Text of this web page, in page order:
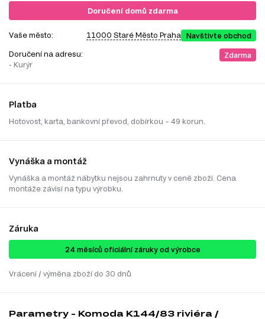
Doručení domů zdarma
Vaše město: 11000 Staré Město Praha Navštivte obchod
Doručení na adresu:
- Kurýr
Zdarma
Platba
Hotovost, karta, bankovní převod, dobírkou – 49 korun.
Vynáška a montáž
Vynáška a montáž nábytku nejsou zahrnuty v ceně zboží. Cena
montáže závisí na typu výrobku.
Záruka
24 ​​​​měsíců oficiální záruky od výrobce
Vrácení / výměna zboží do 30 dnů
Parametry - Komoda K144/83 riviéra /